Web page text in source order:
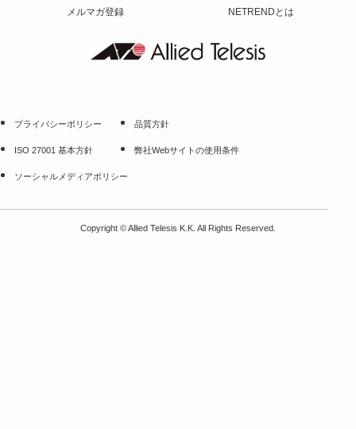
メルマガ登録 NETRENDとは
プライバシーポリシー 品質方針
ISO 27001 基本方針 弊社Webサイトの使用条件
ソーシャルメディアポリシー
Copyright ©Allied Telesis K.K. All Rights Reserved.